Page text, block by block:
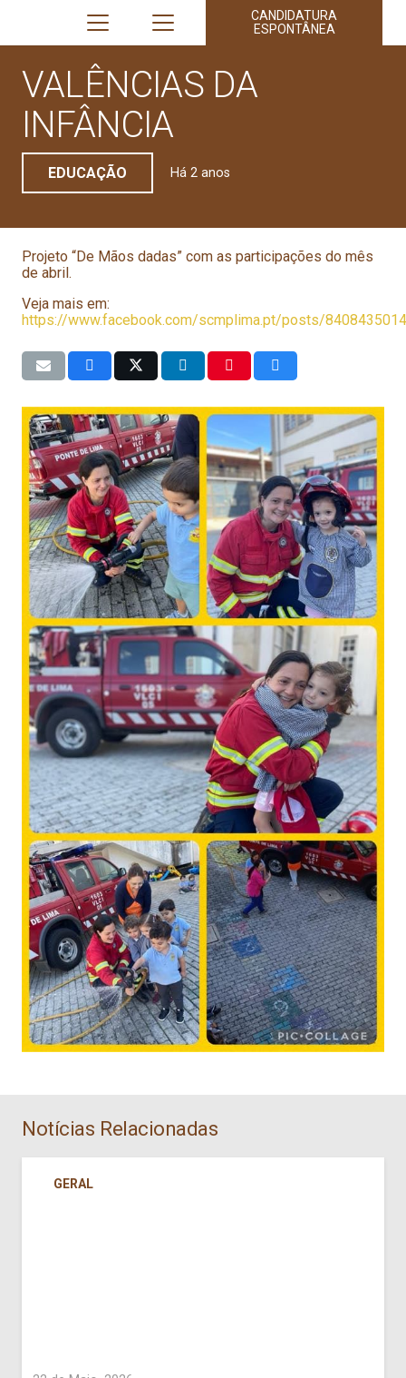
CANDIDATURA
ESPONTÂNEA
VALÊNCIAS DA
INFÂNCIA
EDUCAÇÃO Há 2 anos
Projeto “De Mãos dadas” com as participações do mês
de abril.
Veja mais em:
https://www.facebook.com/scmplima.pt/posts/
Notícias Relacionadas
GERAL